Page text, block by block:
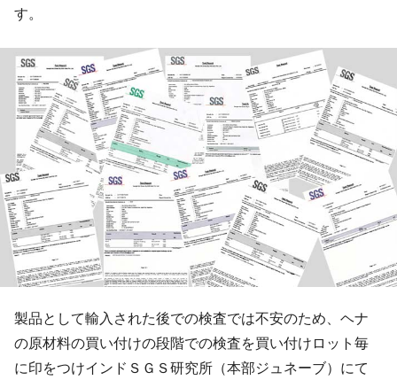
す。
製品として輸入された後での検査では不安のため、ヘナ
の原材料の買い付けの段階での検査を買い付けロット毎
に印をつけインドＳＧＳ研究所（本部ジュネーブ）にて